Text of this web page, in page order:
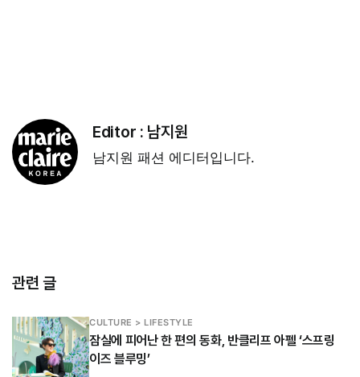
Editor : 남지원
남지원 패션 에디터입니다.
관련 글
CULTURE > LIFESTYLE
잠실에 피어난 한 편의 동화, 반클리프 아펠 ‘스프링
이즈 블루밍’